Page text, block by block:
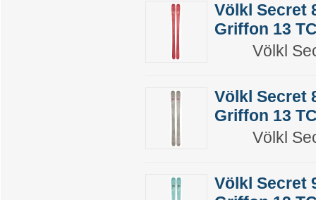
Völkl Secret
Griffon 13
Völkl
Völkl Secret
Griffon 13
Völkl
Völkl Secret